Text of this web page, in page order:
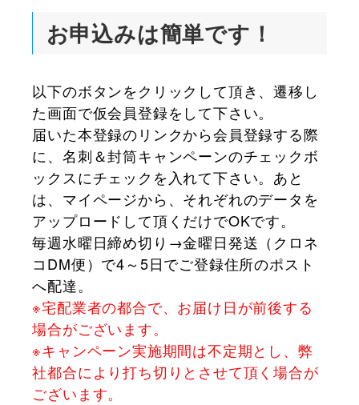
お申込みは簡単です！
以下のボタンをクリックして頂き、遷移し
た画面で仮会員登録をして下さい。
届いた本登録のリンクから会員登録する際
に、名刺＆封筒キャンペーンのチェックボ
ックスにチェックを入れて下さい。あと
は、マイページから、それぞれのデータを
アップロードして頂くだけでOKです。
毎週水曜日締め切り→金曜日発送（クロネ
コDM便）で4～5日でご登録住所のポスト
へ配達。
※宅配業者の都合で、お届け日が前後する
場合がございます。
※キャンペーン実施期間は不定期とし、弊
社都合により打ち切りとさせて頂く場合が
ございます。